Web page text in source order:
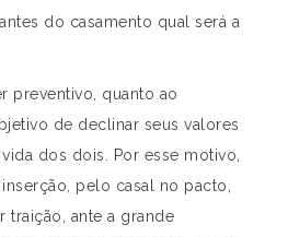
do casamento qual será a
preventivo, quanto ao
de declinar seus valores
dos dois. Por esse motivo,
pelo casal no pacto,
traição, ante a grande